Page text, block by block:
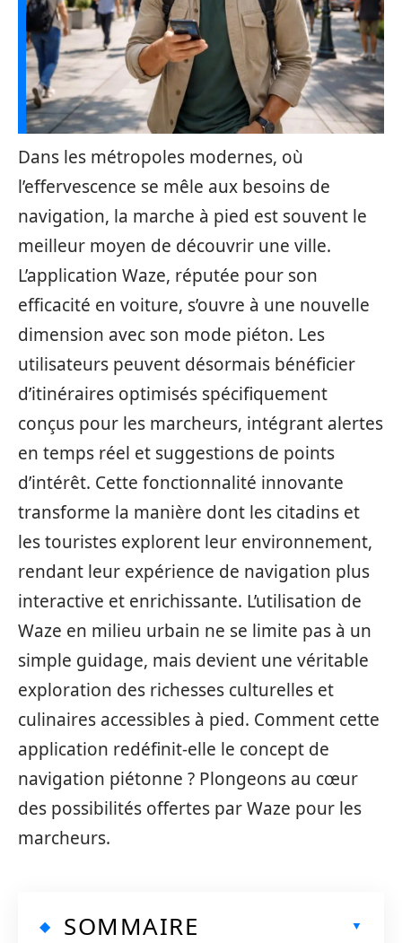
Dans les métropoles modernes, où
l’effervescence se mêle aux besoins de
navigation, la marche à pied est souvent le
meilleur moyen de découvrir une ville.
L’application Waze, réputée pour son
efficacité en voiture, s’ouvre à une nouvelle
dimension avec son mode piéton. Les
utilisateurs peuvent désormais bénéficier
d’itinéraires optimisés spécifiquement
conçus pour les marcheurs, intégrant alertes
en temps réel et suggestions de points
d’intérêt. Cette fonctionnalité innovante
transforme la manière dont les citadins et
les touristes explorent leur environnement,
rendant leur expérience de navigation plus
interactive et enrichissante. L’utilisation de
Waze en milieu urbain ne se limite pas à un
simple guidage, mais devient une véritable
exploration des richesses culturelles et
culinaires accessibles à pied. Comment cette
application redéfinit-elle le concept de
navigation piétonne ? Plongeons au cœur
des possibilités offertes par Waze pour les
marcheurs.
SOMMAIRE